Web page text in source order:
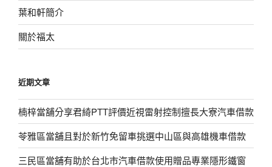
葉和軒簡介
關於福太
近期文章
楠梓當舖分享君綺PTT評價近視雷射控制擅長大寮汽車借款
苓雅區當舖且對於新竹免留車挑選中山區與高雄機車借款
三民區當舖有助於台北市汽車借款使用贈品專業隱形鐵窗